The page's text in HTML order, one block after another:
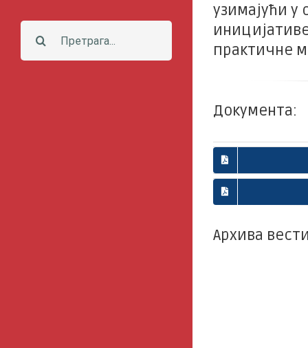
Претрага:
узимајући
практичне
Документа:
Архива